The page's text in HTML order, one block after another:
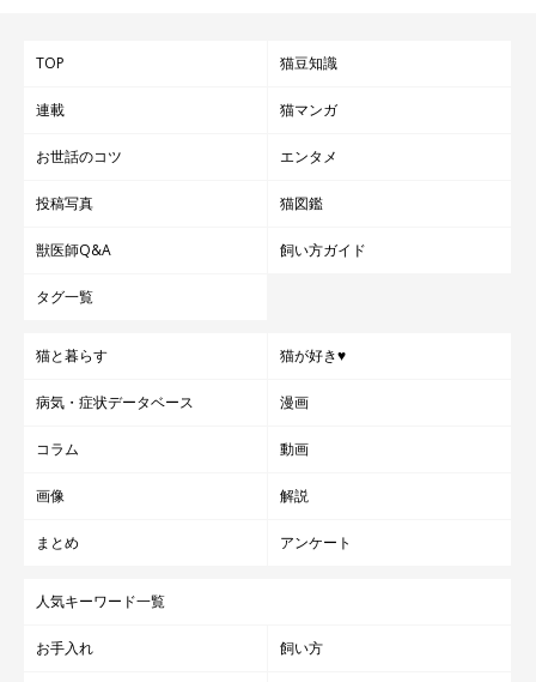
TOP 猫豆知識
連載 猫マンガ
お世話のコツ エンタメ
投稿写真 猫図鑑
獣医師Q&A 飼い方ガイド
タグ一覧
猫と暮らす 猫が好き♥
病気・症状データベース 漫画
コラム 動画
画像 解説
まとめ アンケート
人気キーワード一覧
お手入れ 飼い方